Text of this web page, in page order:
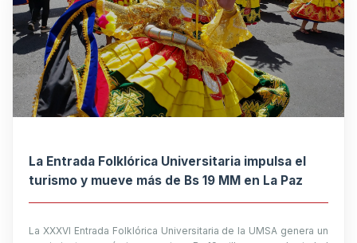
La Entrada Folklórica Universitaria impulsa el
turismo y mueve más de Bs 19 MM en La Paz
La XXXVI Entrada Folklórica Universitaria de la UMSA genera un